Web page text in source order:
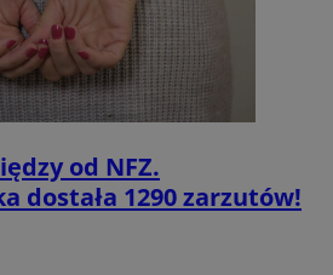
od NFZ.
dostała 1290 zarzutów!